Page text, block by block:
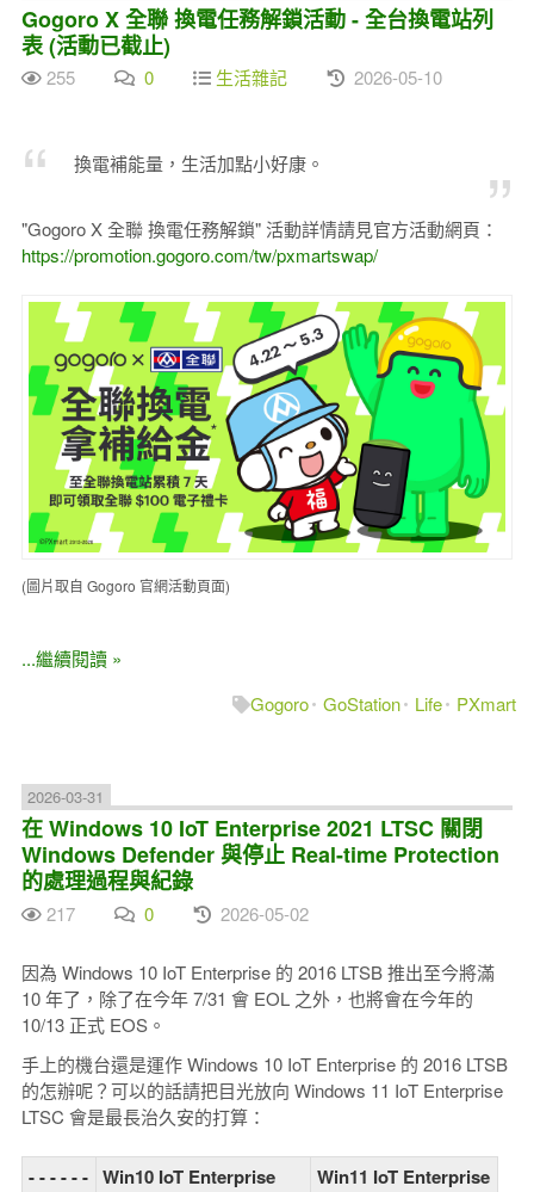
Gogoro X 全聯 換電任務解鎖活動 - 全台換電站列
表 (活動已截止)
255 0 生活雜記 2026-05-10
換電補能量，生活加點小好康。
"Gogoro X 全聯 換電任務解鎖" 活動詳情請見官方活動網頁：
https://promotion.gogoro.com/tw/pxmartswap/
(圖片取自 Gogoro 官網活動頁面)
...繼續閱讀 »
Gogoro GoStation Life PXmart
2026-03-31
在 Windows 10 IoT Enterprise 2021 LTSC 關閉
Windows Defender 與停止 Real-time Protection
的處理過程與紀錄
217 0 2026-05-02
因為 Windows 10 IoT Enterprise 的 2016 LTSB 推出至今將滿
10 年了，除了在今年 7/31 會 EOL 之外，也將會在今年的
10/13 正式 EOS。
手上的機台還是運作 Windows 10 IoT Enterprise 的 2016 LTSB
的怎辦呢？可以的話請把目光放向 Windows 11 IoT Enterprise
LTSC 會是最長治久安的打算：
- - - - - - Win10 IoT Enterprise
Win11 IoT Enterprise